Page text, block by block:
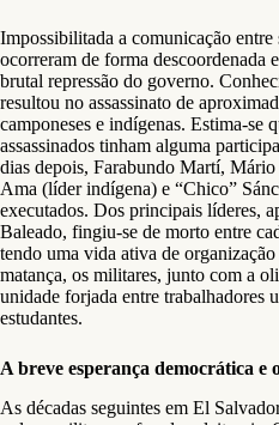
Impossibilitada a comunicação entre
ocorreram de forma descoordenada
brutal repressão do governo.
resultou no assassinato de
camponeses e indígenas. Estima-se
assassinados tinham alguma
dias depois, Farabundo Martí,
Ama (líder indígena) e “Chico”
executados. Dos principais líderes,
Baleado, fingiu-se de morto entre
tendo uma vida ativa de
matança, os militares, junto com a
unidade forjada entre trabalhadores
estudantes.
A breve esperança democrática e
As décadas seguintes em El